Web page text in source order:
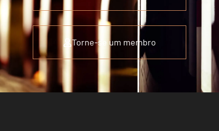
Torne-se um membro